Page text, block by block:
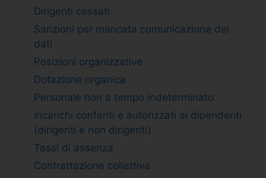
Dirigenti cessati
Sanzioni per mancata comunicazione dei
dati
Posizioni organizzative
Dotazione organica
Personale non a tempo indeterminato
Incarichi conferiti e autorizzati ai dipendenti
(dirigenti e non dirigenti)
Tassi di assenza
Contrattazione collettiva